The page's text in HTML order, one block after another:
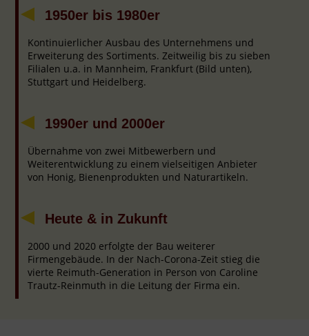
1950er bis 1980er
Kontinuierlicher Ausbau des Unternehmens und
Erweiterung des Sortiments. Zeitweilig bis zu sieben
Filialen u.a. in Mannheim, Frankfurt (Bild unten),
Stuttgart und Heidelberg.
1990er und 2000er
Übernahme von zwei Mitbewerbern und
Weiterentwicklung zu einem vielseitigen Anbieter
von Honig, Bienenprodukten und Naturartikeln.
Heute & in Zukunft
2000 und 2020 erfolgte der Bau weiterer
Firmengebäude. In der Nach-Corona-Zeit stieg die
vierte Reimuth-Generation in Person von Caroline
Trautz-Reinmuth in die Leitung der Firma ein.